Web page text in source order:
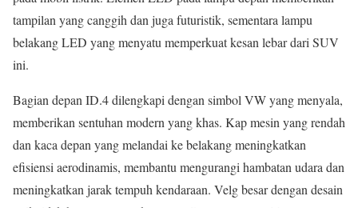
tampilan yang canggih dan juga futuristik, sementara lampu
belakang LED yang menyatu memperkuat kesan lebar dari SUV
ini.
Bagian depan ID.4 dilengkapi dengan simbol VW yang menyala,
memberikan sentuhan modern yang khas. Kap mesin yang rendah
dan kaca depan yang melandai ke belakang meningkatkan
efisiensi aerodinamis, membantu mengurangi hambatan udara dan
meningkatkan jarak tempuh kendaraan. Velg besar dengan desain